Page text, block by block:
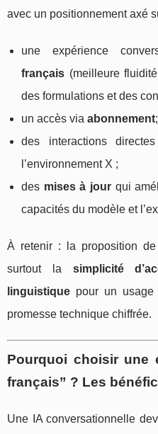
avec un positionnement axé
une expérience
français (meilleure
des formulations et des
un accès via abonnement;
des interactions
l’environnement X ;
des mises à jourqui
capacités du modèle et
À retenir : la proposition
surtout la simplicité
linguistique pour un usage
promesse technique chiffrée.
Pourquoi choisir une
français” ? Les
Une IA conversationnelle